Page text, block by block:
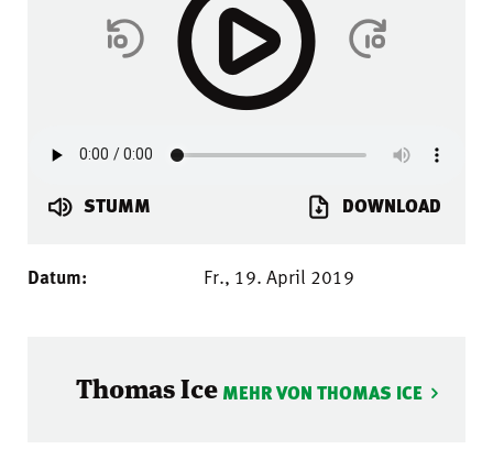
STUMM DOWNLOAD
Datum: Fr., 19. April 2019
Thomas Ice MEHR VON THOMAS ICE